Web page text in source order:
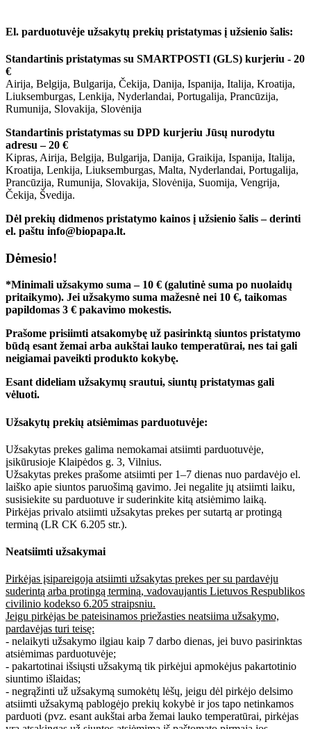
El. parduotuvėje užsakytų prekių pristatymas į užsienio šalis:
Standartinis pristatymas su SMARTPOSTI (GLS) kurjeriu - 20
€
Airija, Belgija, Bulgarija, Čekija, Danija, Ispanija, Italija, Kroatija,
Liuksemburgas, Lenkija, Nyderlandai, Portugalija, Prancūzija,
Rumunija, Slovakija, Slovėnija
Standartinis pristatymas su DPD kurjeriu Jūsų nurodytu
adresu – 20 €
Kipras, Airija, Belgija, Bulgarija, Danija, Graikija, Ispanija, Italija,
Kroatija, Lenkija, Liuksemburgas, Malta, Nyderlandai, Portugalija,
Prancūzija, Rumunija, Slovakija, Slovėnija, Suomija, Vengrija,
Čekija, Švedija.
Dėl prekių didmenos pristatymo kainos į užsienio šalis – derinti
el. paštu info@biopapa.lt.
Dėmesio!
*Minimali užsakymo suma – 10 € (galutinė suma po nuolaidų
pritaikymo). Jei užsakymo suma mažesnė nei 10 €, taikomas
papildomas 3 € pakavimo mokestis.
Prašome prisiimti atsakomybę už pasirinktą siuntos pristatymo
būdą esant žemai arba aukštai lauko temperatūrai, nes tai gali
neigiamai paveikti produkto kokybę.
Esant dideliam užsakymų srautui, siuntų pristatymas gali
vėluoti.
Užsakytų prekių atsiėmimas parduotuvėje:
Užsakytas prekes galima nemokamai atsiimti parduotuvėje,
įsikūrusioje Klaipėdos g. 3, Vilnius.
Užsakytas prekes prašome atsiimti per 1–7 dienas nuo pardavėjo el.
laiško apie siuntos paruošimą gavimo. Jei negalite jų atsiimti laiku,
susisiekite su parduotuve ir suderinkite kitą atsiėmimo laiką.
Pirkėjas privalo atsiimti užsakytas prekes per sutartą ar protingą
terminą (LR CK 6.205 str.).
Neatsiimti užsakymai
Pirkėjas įsipareigoja atsiimti užsakytas prekes per su pardavėju
suderintą arba protingą terminą, vadovaujantis Lietuvos Respublikos
civilinio kodekso 6.205 straipsniu.
Jeigu pirkėjas be pateisinamos priežasties neatsiima užsakymo,
pardavėjas turi teisę:
- nelaikyti užsakymo ilgiau kaip 7 darbo dienas, jei buvo pasirinktas
atsiėmimas parduotuvėje;
- pakartotinai išsiųsti užsakymą tik pirkėjui apmokėjus pakartotinio
siuntimo išlaidas;
- negrąžinti už užsakymą sumokėtų lėšų, jeigu dėl pirkėjo delsimo
atsiimti užsakymą pablogėjo prekių kokybė ir jos tapo netinkamos
parduoti (pvz. esant aukštai arba žemai lauko temperatūrai, pirkėjas